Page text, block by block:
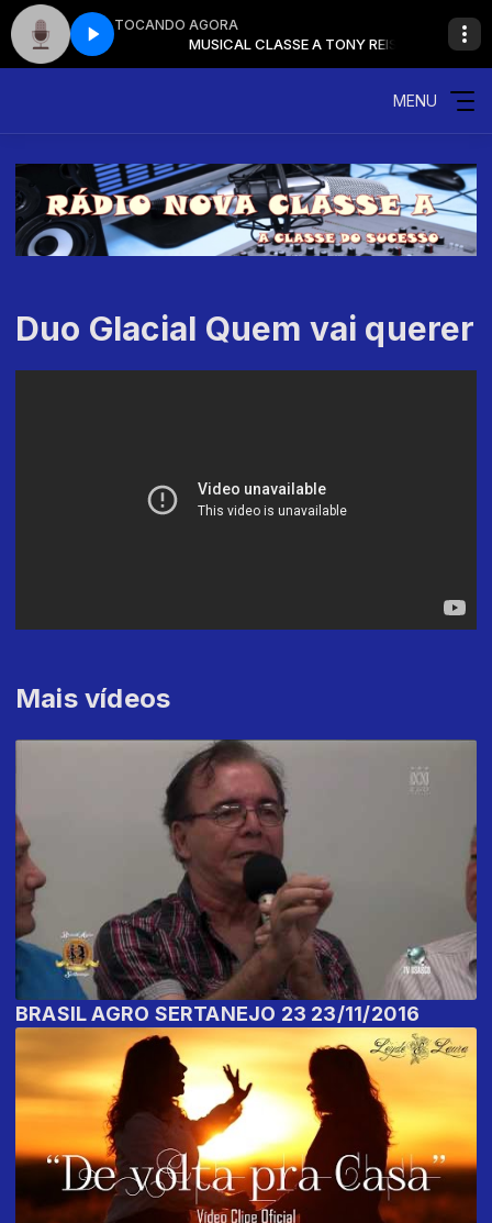
TOCANDO AGORA
A TONY REIS MUSICAL CLASSE A TONY REIS
MENU
Duo Glacial Quem vai querer
Mais vídeos
BRASIL AGRO SERTANEJO 23 23/11/2016